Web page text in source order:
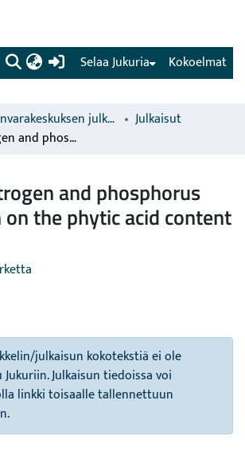
(current) Kokoelmat
Selaa Jukuria
Luonnonvarakeskuksen julkaisut
Julkaisut
Effect of nitrogen and phosphorus fertilization on the phytic acid content of oats
and phosphorus
the phytic acid content
julkaisun kokotekstiä ei ole
Julkaisun tiedoissa voi
linkki toisaalle tallennettuun